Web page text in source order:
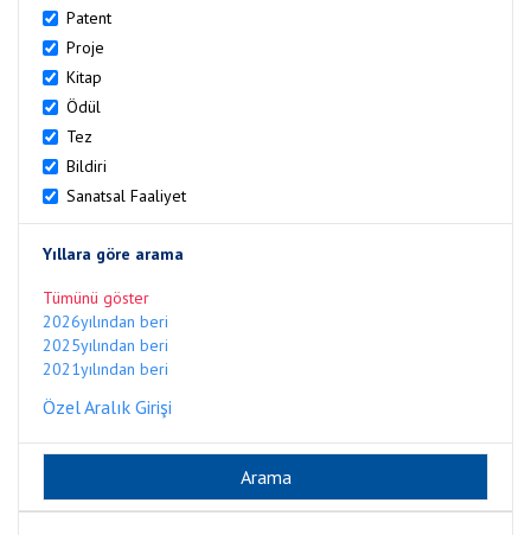
Patent
Proje
Kitap
Ödül
Tez
Bildiri
Sanatsal Faaliyet
Yıllara göre arama
Tümünü göster
2026yılından beri
2025yılından beri
2021yılından beri
Özel Aralık Girişi